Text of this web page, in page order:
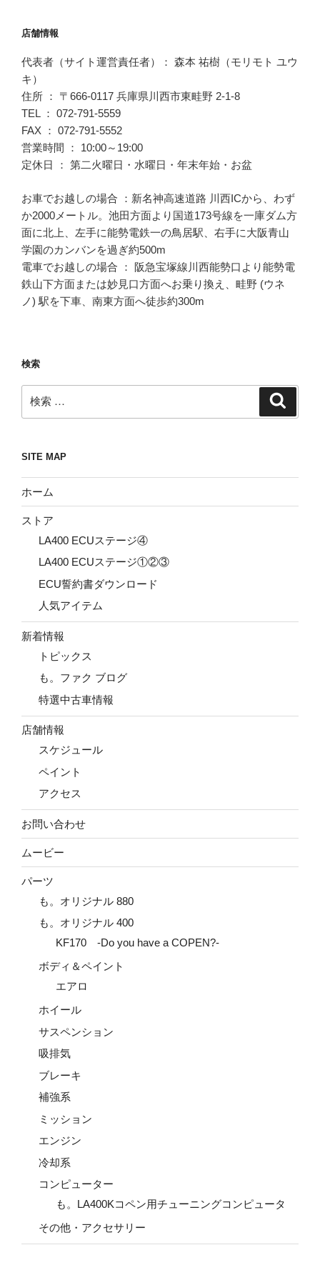
店舗情報
代表者（サイト運営責任者）： 森本 祐樹（モリモト ユウ
キ）
住所 ： 〒666-0117 兵庫県川西市東畦野 2-1-8
TEL ： 072-791-5559
FAX ： 072-791-5552
営業時間 ： 10:00～19:00
定休日 ： 第二火曜日・水曜日・年末年始・お盆
お車でお越しの場合 ：新名神高速道路 川西ICから、わず
か2000メートル。池田方面より国道173号線を一庫ダム方
面に北上、左手に能勢電鉄一の鳥居駅、右手に大阪青山
学園のカンバンを過ぎ約500m
電車でお越しの場合 ： 阪急宝塚線川西能勢口より能勢電
鉄山下方面または妙見口方面へお乗り換え、畦野 (ウネ
ノ) 駅を下車、南東方面へ徒歩約300m
検索
索:
SITE MAP
ホーム
ストア
LA400 ECUステージ④
LA400 ECUステージ①②③
ECU誓約書ダウンロード
人気アイテム
新着情報
トピックス
も。ファク ブログ
特選中古車情報
店舗情報
スケジュール
ペイント
アクセス
お問い合わせ
ムービー
パーツ
も。オリジナル 880
も。オリジナル 400
KF170 -Do you have a COPEN?-
ボディ＆ペイント
エアロ
ホイール
サスペンション
吸排気
ブレーキ
補強系
ミッション
エンジン
冷却系
コンピューター
も。LA400Kコペン用チューニングコンピュータ
その他・アクセサリー